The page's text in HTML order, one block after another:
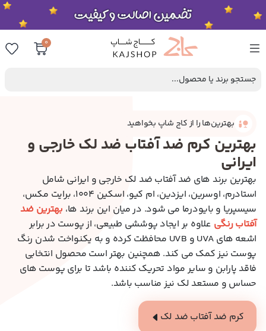
0
جستجو برند یا محصول...
بهترین‌ها را از کاج شاپ بخواهید
بهترین کرم ضد آفتاب ضد لک خارجی و
ایرانی
بهترین برند های ضد آفتاب ضد لک خارجی و ایرانی شامل
استادرم، اوسرین، ایزدین، ام کیو، اسکین 1004، برایت مکس،
سیسپریا و بایودرما می شود. در میان این برند ها، بهترین ضد
آفتاب رنگی علاوه بر ایجاد پوششی طبیعی، از پوست در برابر
اشعه‌ های UVA و UVB محافظت کرده و به یکنواخت شدن رنگ
پوست نیز کمک می‌ کند. همچنین بهتر است محصول انتخابی
فاقد پارابن و سایر مواد تحریک‌ کننده باشد تا برای پوست‌ های
حساس و مستعد لک نیز مناسب باشد.
کرم ضد آفتاب ضد لک